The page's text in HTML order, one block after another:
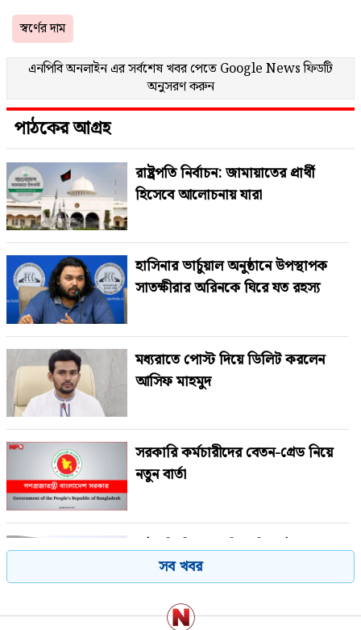
স্বর্ণের দাম
এনপিবি অনলাইন এর সর্বশেষ খবর পেতে Google Newsফিডটি
অনুসরণ করুন
পাঠকের আগ্রহ
রাষ্ট্রপতি নির্বাচন: জামায়াতের প্রার্থী
হিসেবে আলোচনায় যারা
হাসিনার ভার্চুয়াল অনুষ্ঠানে উপস্থাপক
সাতক্ষীরার অরিনকে ঘিরে যত রহস্য
মধ্যরাতে পোস্ট দিয়ে ডিলিট করলেন
আসিফ মাহমুদ
সরকারি কর্মচারীদের বেতন-গ্রেড নিয়ে
নতুন বার্তা
রাষ্ট্রপতি নির্বাচনে বিএনপির দুই
মনোনয়নপত্র সংগ্রহ
সব খবর